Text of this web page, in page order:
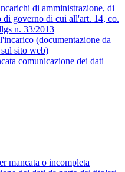
di amministrazione, di
di governo di cui all'art. 14, co.
n. 33/2013
(documentazione da
sito web)
comunicazione dei dati
mancata o incompleta